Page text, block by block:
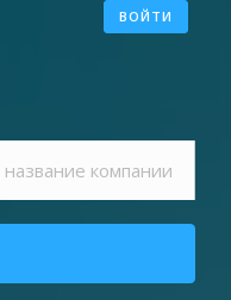
ВОЙТИ